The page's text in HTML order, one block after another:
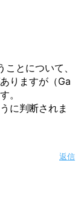
とについて、
りますが（Ga
。
に判断されま
返信